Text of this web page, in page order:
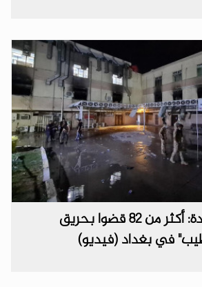
في حصيلة جديدة: أكثر من 82 قضوا بحريق
في بغداد (فيديو)